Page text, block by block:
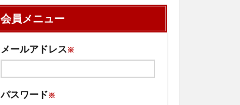
会員メニュー
メールアドレス※
パスワード※